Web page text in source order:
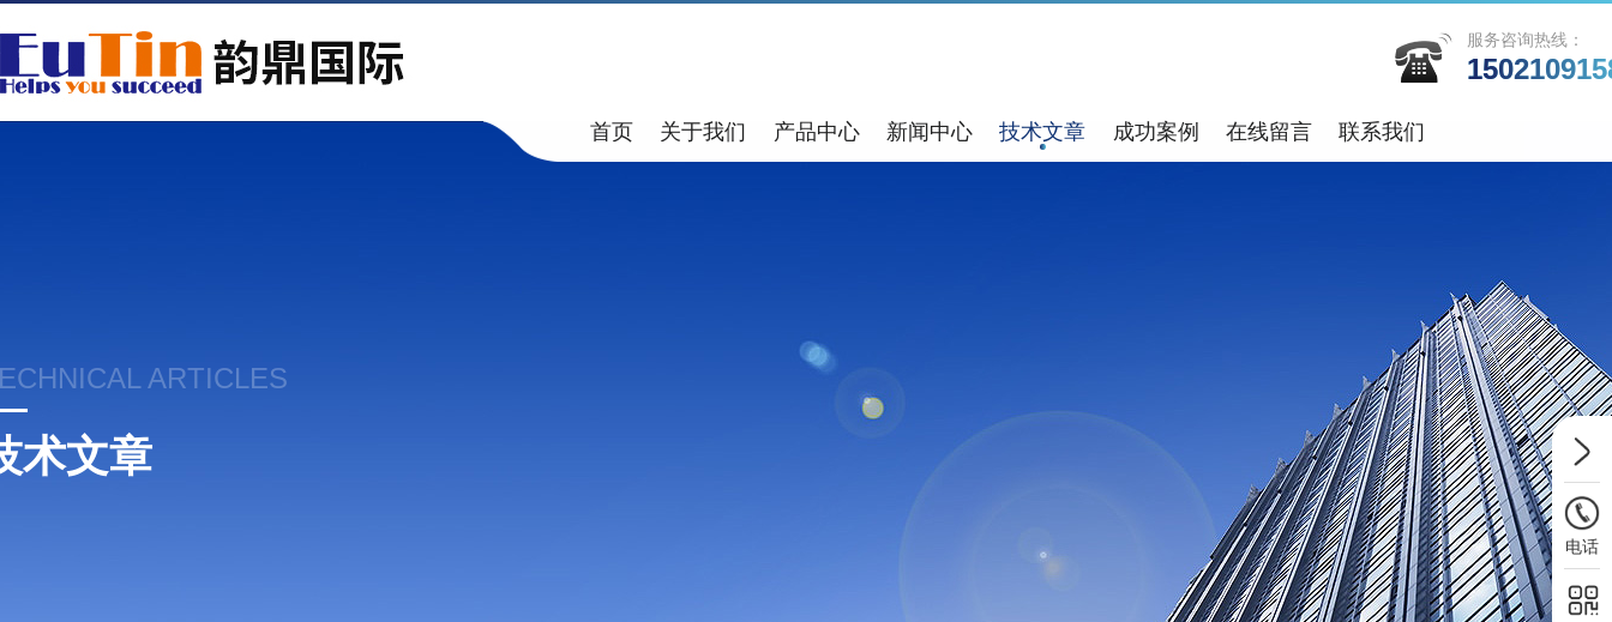
服务咨询热线：
首页 关于我们 产品中心 新闻中心 技术文章 成功案例 在线留言 联系我们
ARTICLES
术文章
电话